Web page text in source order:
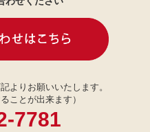
よりお願いいたします。
ことが出来ます）
7781